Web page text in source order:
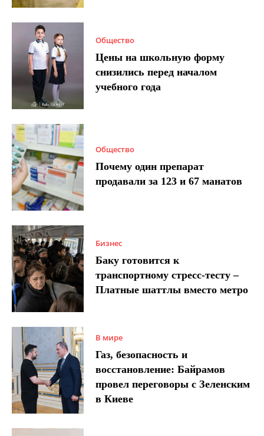
Общество
Цены на школьную форму
снизились перед началом
учебного года
Общество
Почему один препарат
продавали за 123 и 67 манатов
Бизнес
Баку готовится к
транспортному стресс-тесту –
Платные шаттлы вместо метро
В мире
Газ, безопасность и
восстановление: Байрамов
провел переговоры с Зеленским
в Киеве